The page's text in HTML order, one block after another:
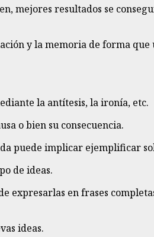
mejores resultados se
y la memoria de forma
la antítesis, la ironía, etc.
o bien su consecuencia.
puede implicar ejemplificar
de ideas.
expresarlas en frases
ideas.